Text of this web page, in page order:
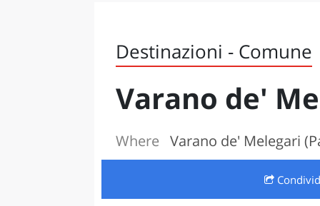
VENEZIA
FIRENZE
NAPOLI
BOLOGNA
RIMINI
Destinazioni - Comune
Varano de'
Where Varano de' Melegari